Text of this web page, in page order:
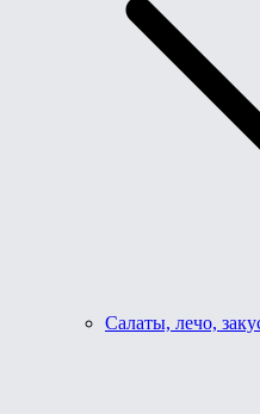
Салаты, лечо,